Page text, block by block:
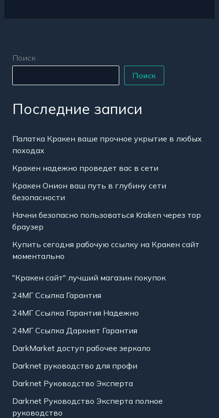
Поиск
Поиск
Последние записи
Палатка Кракен ваше прочное укрытие в любых
походах
Кракен надежно проведет вас в сети
Кракен Онион ваш путь в глубину сети
безопасности
Начни безопасно пользоваться Kraken через тор
браузер
Купить сегодня рабочую ссылку на Кракен сайт
моментально
"Кракен сайт" лучший магазин покупок
24МГ Ссылка Гарантия
24МГ Ссылка Гарантия Надежно
24МГ Ссылка Даркнет Гарантия
DarkMarket доступ рабочее зеркало
Darknet руководство для профи
Darknet Руководство Эксперта
Darknet Руководство Эксперта полное
руководство